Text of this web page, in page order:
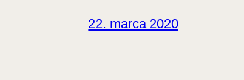
22. marca 2020